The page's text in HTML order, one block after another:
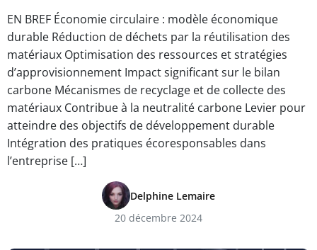
EN BREF Économie circulaire : modèle économique
durable Réduction de déchets par la réutilisation des
matériaux Optimisation des ressources et stratégies
d’approvisionnement Impact significant sur le bilan
carbone Mécanismes de recyclage et de collecte des
matériaux Contribue à la neutralité carbone Levier pour
atteindre des objectifs de développement durable
Intégration des pratiques écoresponsables dans
l’entreprise […]
Delphine Lemaire
20 décembre 2024